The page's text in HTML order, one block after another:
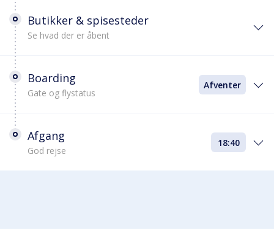
Butikker & spisesteder
Se hvad der er åbent
Boarding
Gate og flystatus
Afventer
Afgang
God rejse
18:40